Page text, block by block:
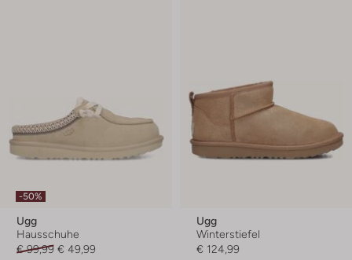
-50%
Ugg
Hausschuhe
€ 99,99 € 49,99
Ugg
Winterstiefel
€ 124,99